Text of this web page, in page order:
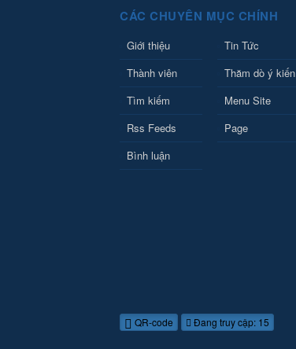
CÁC CHUYÊN MỤC CHÍNH
Giới thiệu
Tin Tức
Thành viên
Thăm dò ý kiến
Tìm kiếm
Menu Site
Rss Feeds
Page
Bình luận
QR-code Đang truy cập: 15